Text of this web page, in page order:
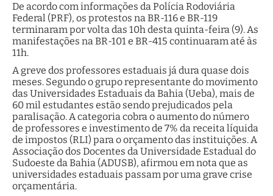
De acordo com informações da Polícia Rodoviária
Federal (PRF), os protestos na BR-116 e BR-119
terminaram por volta das 10h desta quinta-feira (9). As
manifestações na BR-101 e BR-415 continuaram até às
11h.
A greve dos professores estaduais já dura quase dois
meses. Segundo o grupo representante do movimento
das Universidades Estaduais da Bahia (Ueba), mais de
60 mil estudantes estão sendo prejudicados pela
paralisação. A categoria cobra o aumento do número
de professores e investimento de 7% da receita líquida
de impostos (RLI) para o orçamento das instituições. A
Associação dos Docentes da Universidade Estadual do
Sudoeste da Bahia (ADUSB), afirmou em nota que as
universidades estaduais passam por uma grave crise
orçamentária.